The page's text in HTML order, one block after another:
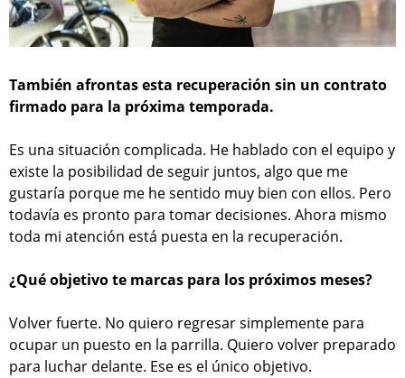
También afrontas esta recuperación sin un contrato
firmado para la próxima temporada.
Es una situación complicada. He hablado con el equipo y
existe la posibilidad de seguir juntos, algo que me
gustaría porque me he sentido muy bien con ellos. Pero
todavía es pronto para tomar decisiones. Ahora mismo
toda mi atención está puesta en la recuperación.
¿Qué objetivo te marcas para los próximos meses?
Volver fuerte. No quiero regresar simplemente para
ocupar un puesto en la parrilla. Quiero volver preparado
para luchar delante. Ese es el único objetivo.